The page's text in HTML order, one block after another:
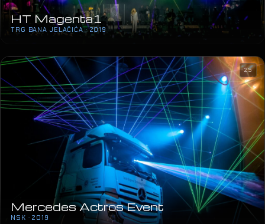
HT Magenta1
TRG BANA JELAČIĆA · 2019
Mercedes Actros Event
NSK · 2019
25